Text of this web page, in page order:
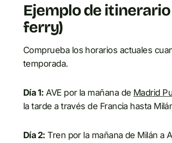
Ejemplo de itinerario
ferry)
Comprueba los horarios actuales
temporada.
Día 1: AVE por la mañana de Madrid
la tarde a través de Francia hasta
Día 2: Tren por la mañana de Milán a